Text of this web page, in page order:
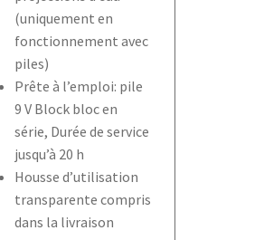
(uniquement en
fonctionnement avec
piles)
Prête à l’emploi: pile
9 V Block bloc en
série, Durée de service
jusqu’à 20 h
Housse d’utilisation
transparente compris
dans la livraison